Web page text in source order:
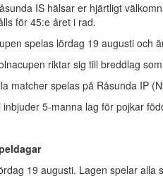
IS hälsar er hjärtligt
för 45:e året i rad.
spelas lördag 19 augusti och
riktar sig till breddlag
matcher spelas på Råsunda IP
inbjuder 5-manna lag för pojkar
19 augusti. Lagen spelar alla